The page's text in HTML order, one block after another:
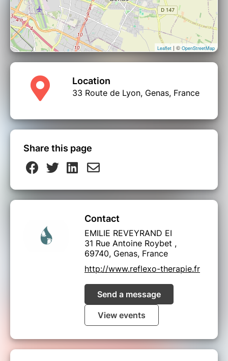
Leaflet | © OpenStreetMap
Location
33 Route de Lyon, Genas, France
Share this page
Contact
EMILIE REVEYRAND EI
31 Rue Antoine Roybet ,
69740, Genas, France
http://www.reflexo-therapie.fr
Send a message
View events